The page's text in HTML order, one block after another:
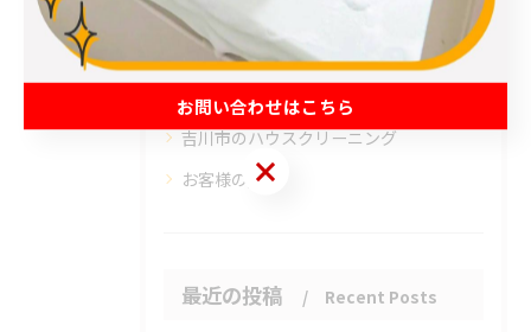
春日部市のハウスクリーニング
草加市のハウスクリーニング
松伏町のハウスクリーニング
吉川市のハウスクリーニング
お客様の声
最近の投稿 Recent Posts
お問い合わせはこちら
お問い合わせはこちら